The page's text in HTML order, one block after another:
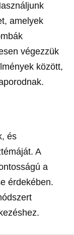
amelyek
végezzük
között,
és
A
a
érdekében.